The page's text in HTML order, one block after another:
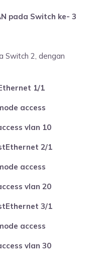
pada Switch ke- 3
Switch 2, dengan
1/1
access
vlan 10
2/1
access
vlan 20
3/1
access
vlan 30